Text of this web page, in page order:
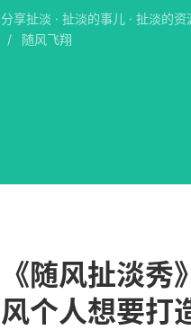
分享扯淡 · 扯淡的事儿 · 扯淡的资
/
随风飞翔
《随风扯淡
风个人想要打